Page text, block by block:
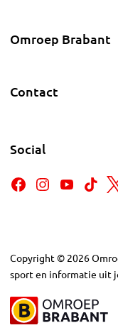
Omroep Brabant
Contact
Social
Copyright © 2026
sport en informatie uit